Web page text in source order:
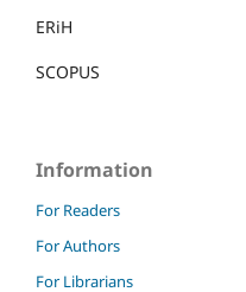
ERiH
SCOPUS
Information
For Readers
For Authors
For Librarians